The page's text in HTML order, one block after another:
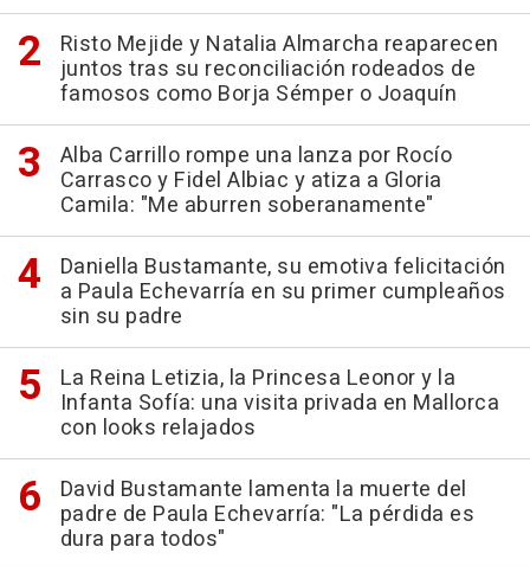
Risto Mejide y Natalia Almarcha reaparecen
juntos tras su reconciliación rodeados de
famosos como Borja Sémper o Joaquín
Alba Carrillo rompe una lanza por Rocío
Carrasco y Fidel Albiac y atiza a Gloria
Camila: "Me aburren soberanamente"
Daniella Bustamante, su emotiva felicitación
a Paula Echevarría en su primer cumpleaños
sin su padre
La Reina Letizia, la Princesa Leonor y la
Infanta Sofía: una visita privada en Mallorca
con looks relajados
David Bustamante lamenta la muerte del
padre de Paula Echevarría: "La pérdida es
dura para todos"